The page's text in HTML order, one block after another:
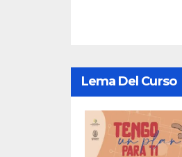
Lema Del Curso